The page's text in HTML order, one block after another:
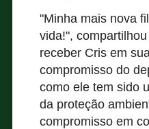
"Minha mais nova
vida!",
receber Cris em
compromisso do
como ele tem sido
da proteção
compromisso em